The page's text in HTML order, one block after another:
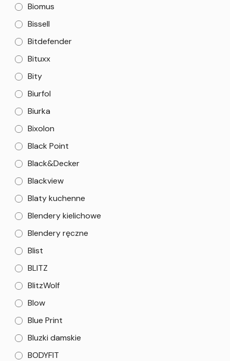
Biomus
Bissell
Bitdefender
Bituxx
Bity
Biurfol
Biurka
Bixolon
Black Point
Black&Decker
Blackview
Blaty kuchenne
Blendery kielichowe
Blendery ręczne
Blist
BLITZ
BlitzWolf
Blow
Blue Print
Bluzki damskie
BODYFIT